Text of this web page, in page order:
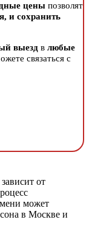
цены позволят
и сохранить
выезд в любые
связаться с
от
может
в Москве и